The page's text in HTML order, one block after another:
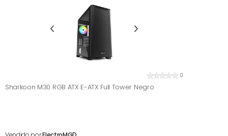
0
Sharkoon M30 RGB ATX E-ATX Full Tower Negro